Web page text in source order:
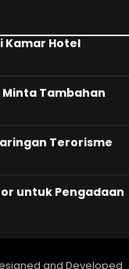
Kamar Hotel
Minta Tambahan
Terorisme
untuk Pengadaan
and Developed